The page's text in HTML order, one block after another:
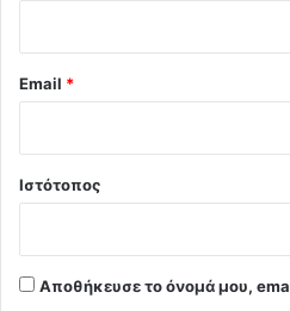
Email *
Ιστότοπος
Αποθήκευσε το όνομά μου,